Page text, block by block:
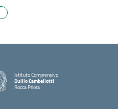
Istituto Comprensivo
Duilio Cambellotti
Rocca Priora